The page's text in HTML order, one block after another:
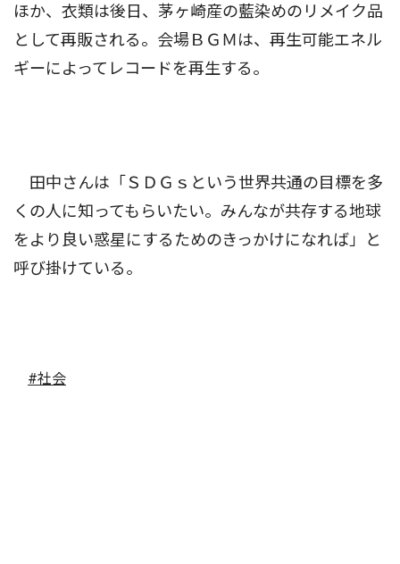
ほか、衣類は後日、茅ヶ崎産の藍染めのリメイク品
として再販される。会場ＢＧＭは、再生可能エネル
ギーによってレコードを再生する。
田中さんは「ＳＤＧｓという世界共通の目標を多
くの人に知ってもらいたい。みんなが共存する地球
をより良い惑星にするためのきっかけになれば」と
呼び掛けている。
#社会